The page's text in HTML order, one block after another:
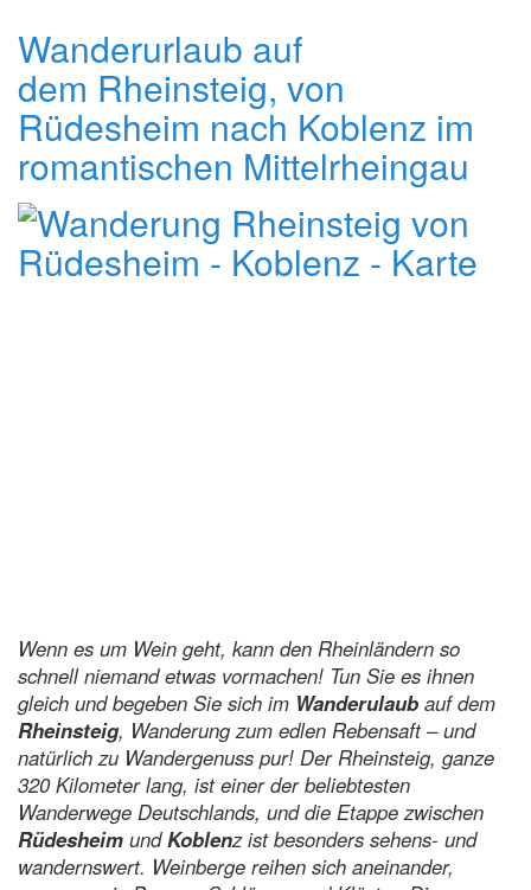
Wanderurlaub auf
dem Rheinsteig, von
Rüdesheim nach Koblenz im
romantischen Mittelrheingau
Wenn es um Wein geht, kann den Rheinländern so
schnell niemand etwas vormachen! Tun Sie es ihnen
gleich und begeben Sie sich im Wanderulaub auf dem
Rheinsteig, Wanderung zum edlen Rebensaft – und
natürlich zu Wandergenuss pur! Der Rheinsteig, ganze
320 Kilometer lang, ist einer der beliebtesten
Wanderwege Deutschlands, und die Etappe zwischen
Rüdesheim undKoblenz ist besonders sehens- und
wandernswert. Weinberge reihen sich aneinander,